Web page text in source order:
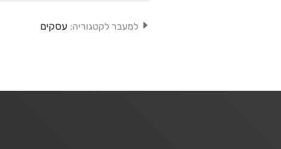
למעבר לקטגוריה: עסקים